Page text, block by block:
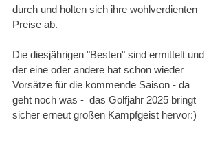
durch und holten sich ihre wohlverdienten
Preise ab.
Die diesjährigen "Besten" sind ermittelt und
der eine oder andere hat schon wieder
Vorsätze für die kommende Saison - da
geht noch was -  das Golfjahr 2025 bringt
sicher erneut großen Kampfgeist hervor:)